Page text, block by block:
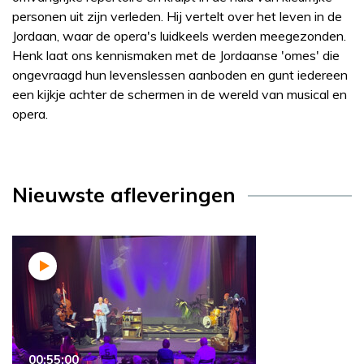
personen uit zijn verleden. Hij vertelt over het leven in de
Jordaan, waar de opera's luidkeels werden meegezonden.
Henk laat ons kennismaken met de Jordaanse 'omes' die
ongevraagd hun levenslessen aanboden en gunt iedereen
een kijkje achter de schermen in de wereld van musical en
opera.
Nieuwste afleveringen
00:55:00